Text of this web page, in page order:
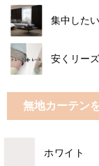
集中した
安くリー
無地カーテン
ホワイト